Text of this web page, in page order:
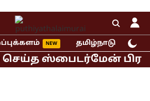
தமிழ்நாடு
ஸ்பைடர்மேன் பிராண்ட்